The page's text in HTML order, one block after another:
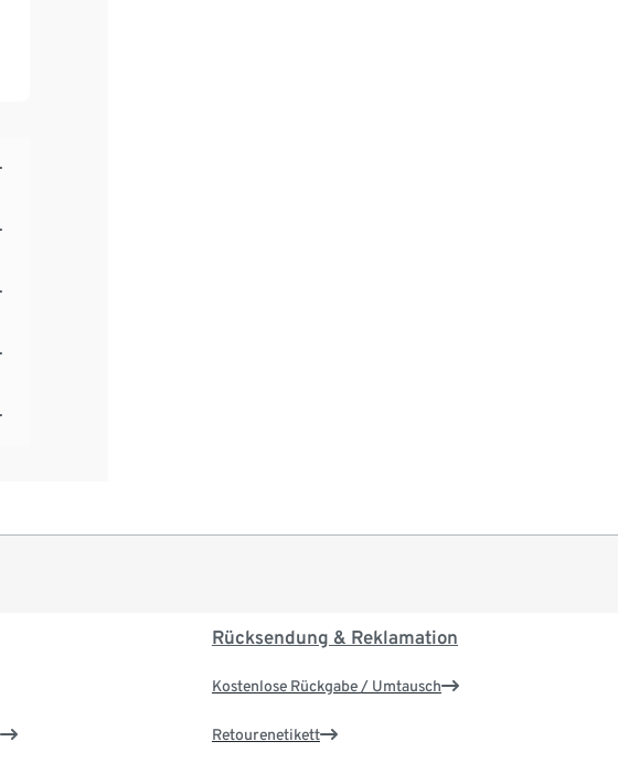
Rücksendung & Reklamation
Kostenlose Rückgabe / Umtausch
Retourenetikett